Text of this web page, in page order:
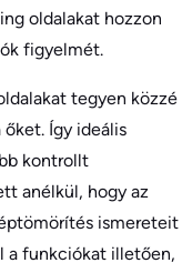
oldalakat hozzon
figyelmét.
tegyen közzé
Így ideális
kontrollt
anélkül, hogy az
ismereteit
a funkciókat illetően,